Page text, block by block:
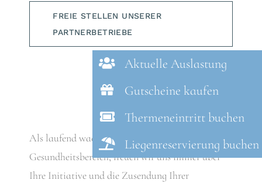
FREIE STELLEN UNSERER
PARTNERBETRIEBE
Als laufend wachsendes Unternehmen im
Gesundheitsbereich, freuen wir uns immer über
Ihre Initiative und die Zusendung Ihrer
Aktuelle Auslastung
Gutscheine kaufen
Thermeneintritt buchen
Liegenreservierung buchen